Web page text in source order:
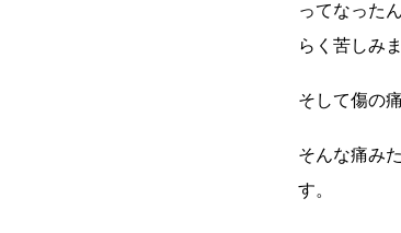
ってなった
らく苦しみ
そして傷の
そんな痛み
す。